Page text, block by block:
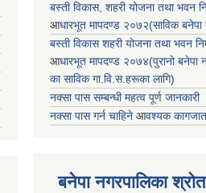
बस्ती विकास, शहरी योजना तथा भवन
आधारभूत मापदण्ड २०७२(साविक बनेपा
बस्ती विकास शहरी योजना तथा भवन
आधारभूत मापदण्ड २०७४(पुरानो बनेपा
का साविक गा.वि.स.हरूका लागि)
नक्सा पास सम्बन्धी महत्व पूर्ण जानकारी
नक्सा पास गर्न चाहिने आवश्यक
बनेपा नगरपालिका